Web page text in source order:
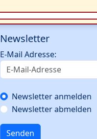
Newsletter
E-Mail Adresse:
Newsletter anmelden
Newsletter abmelden
Senden